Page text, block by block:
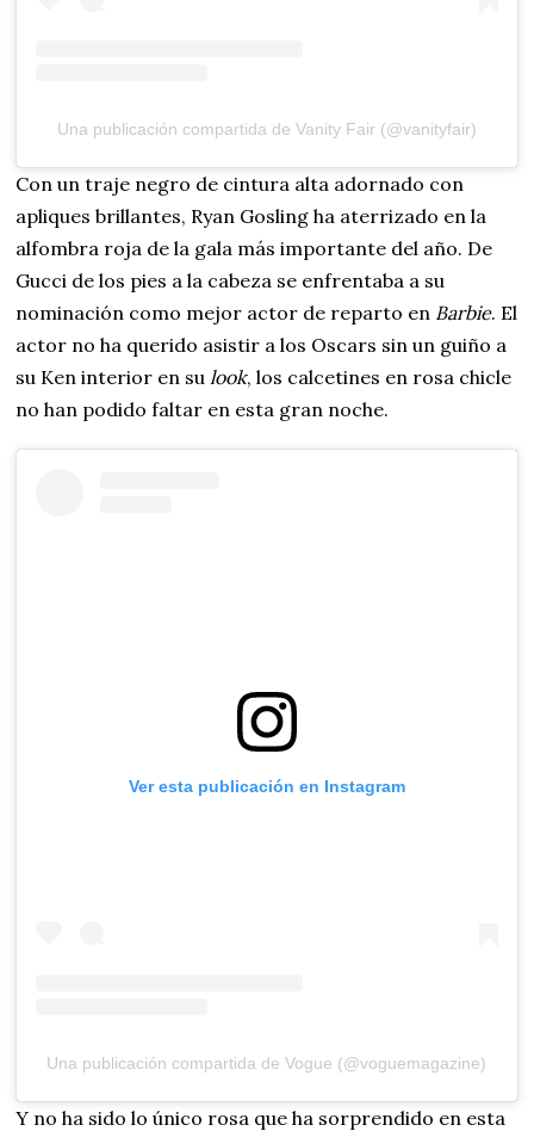
Una publicación compartida de Vanity Fair (@vanityfair)
Con un traje negro de cintura alta adornado con
apliques brillantes, Ryan Gosling ha aterrizado en la
alfombra roja de la gala más importante del año. De
Gucci de los pies a la cabeza se enfrentaba a su
nominación como mejor actor de reparto en Barbie. El
actor no ha querido asistir a los Oscars sin un guiño a
su Ken interior en sulook, los calcetines en rosa chicle
no han podido faltar en esta gran noche.
Ver esta publicación en Instagram
Una publicación compartida de Vogue (@voguemagazine)
Y no ha sido lo único rosa que ha sorprendido en esta